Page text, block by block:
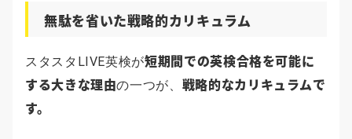
無駄を省いた戦略的カリキュラム
スタスタLIVE英検が短期間での英検合格を可能に
する大きな理由の一つが、 戦略的なカリキュラムで
す。